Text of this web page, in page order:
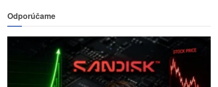
Odporúčame